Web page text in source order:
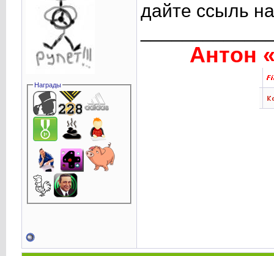
Награды
дайте ссыль
Антон